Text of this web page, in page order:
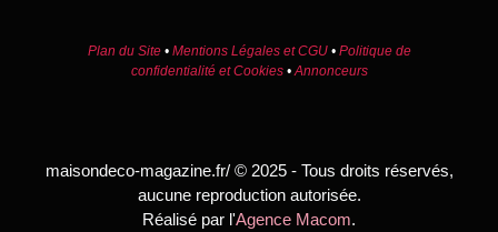
Plan du Site•Mentions Légales et CGU • Politique de
confidentialité et Cookies• Annonceurs
maisondeco-magazine.fr/ © 2025 - Tous droits réservés,
aucune reproduction autorisée.
Réalisé par l'Agence Macom.